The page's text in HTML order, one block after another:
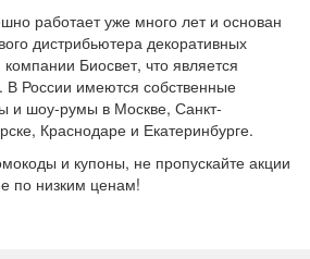
работает уже много лет и основан
дистрибьютера декоративных
Биосвет, что является
В России имеются собственные
и шоу-румы в Москве, Санкт-
Краснодаре и Екатеринбурге.
и купоны, не пропускайте акции
по низким ценам!